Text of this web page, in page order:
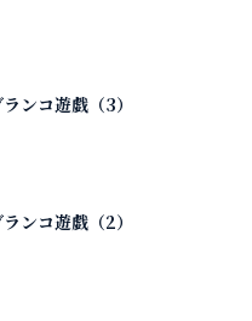
コ遊戯（3）
コ遊戯（2）